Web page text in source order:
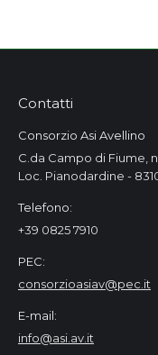
Contatti
Consorzio Asi Avellino
C.da Campo di Fiume,
Loc. Pianodardine -
Telefono:
+39 0825 7910
PEC:
consorzioasiav@pec.it
E-mail:
info@asi.av.it